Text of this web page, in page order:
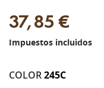
37,85 €
Impuestos incluidos
COLOR245C